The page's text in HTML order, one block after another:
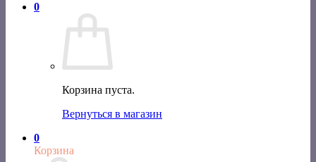
0
Корзина пуста.
Вернуться в магазин
0
Корзина